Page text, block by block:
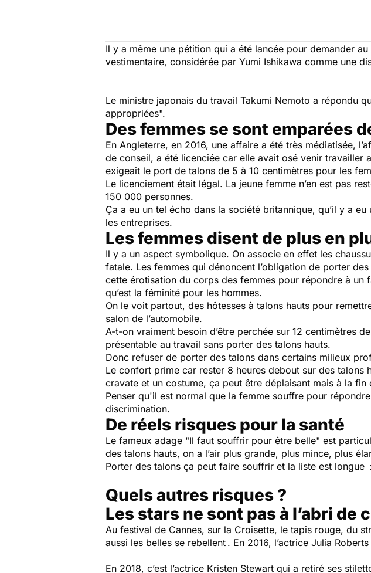
Il y a même une pétition qui a été lancée pour demander
vestimentaire, considérée par Yumi Ishikawa comme une
Le ministre japonais du travail Takumi Nemoto a répondu
appropriées".
Des femmes se sont emparées
En Angleterre, en 2016, une affaire a été très médiatisée,
de conseil, a été licenciée car elle avait osé venir travailler
exigeait le port de talons de 5 à 10 centimètres pour les
Le licenciement était légal. La jeune femme n’en est pas
150 000 personnes.
Ça a eu un tel écho dans la société britannique, qu’il y a
les entreprises.
Les femmes disent de plus en
Il y a un aspect symbolique. On associe en effet les
fatale. Les femmes qui dénoncent l’obligation de porter
cette érotisation du corps des femmes pour répondre à un
qu’est la féminité pour les hommes.
On le voit partout, des hôtesses à talons hauts pour
salon de l’automobile.
A-t-on vraiment besoin d’être perchée sur 12 centimètres
présentable au travail sans porter des talons hauts.
Donc refuser de porter des talons dans certains milieux
Le confort prime car rester 8 heures debout sur des
cravate et un costume, ça peut être déplaisant mais à la
Penser qu'il est normal que la femme souffre pour
discrimination.
De réels risques pour la santé
Le fameux adage "Il faut souffrir pour être belle" est
des talons hauts, on a l’air plus grande, plus mince, plus
Porter des talons ça peut faire souffrir et la liste est longue :
Quels autres risques ?
Les stars ne sont pas à l’abri
Au festival de Cannes, sur la Croisette, le tapis rouge, du
aussi les belles se rebellent . En 2016, l’actrice Julia
En 2018, c’est l’actrice Kristen Stewart qui a retiré ses